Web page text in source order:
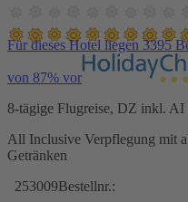
Für dieses Hotel liegen 3395
von 87% vor
8-tägige Flugreise, DZ inkl. AI
All Inclusive Verpflegung mit
Getränken
253009Bestellnr.: